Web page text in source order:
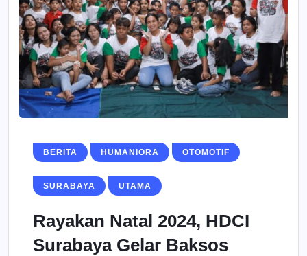
BERITA HUMANIORA OTOMOTIF
SURABAYA UTAMA
Rayakan Natal 2024, HDCI
Surabaya Gelar Baksos